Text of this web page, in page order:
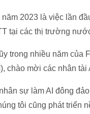
2023 là việc lần
tại các thị trường
trong nhiều năm của
chào mời các nhân
sự làm AI đông
tôi cũng phát